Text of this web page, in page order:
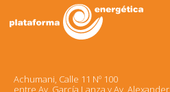
Achumani, Calle 11 Nº 100
entre Av. García Lanza y Av. Alexander